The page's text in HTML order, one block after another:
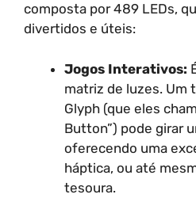
composta por 489 LEDs,
divertidos e úteis:
Jogos Interativos:
matriz de luzes. Um
Glyph (que eles
Button”) pode girar
oferecendo uma
háptica, ou até
tesoura.